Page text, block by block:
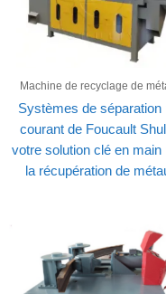
Machine de recyclage de
Systèmes de séparation
courant de Foucault
votre solution clé en main
la récupération de